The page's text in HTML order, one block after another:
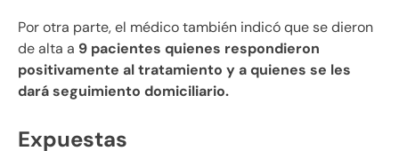
Por otra parte, el médico también indicó que se dieron
de alta a 9 pacientes quienes respondieron
positivamente al tratamiento y a quienes se les
dará seguimiento domiciliario.
Expuestas